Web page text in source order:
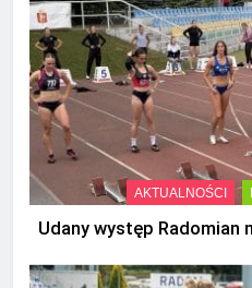
AKTUALNOŚCI